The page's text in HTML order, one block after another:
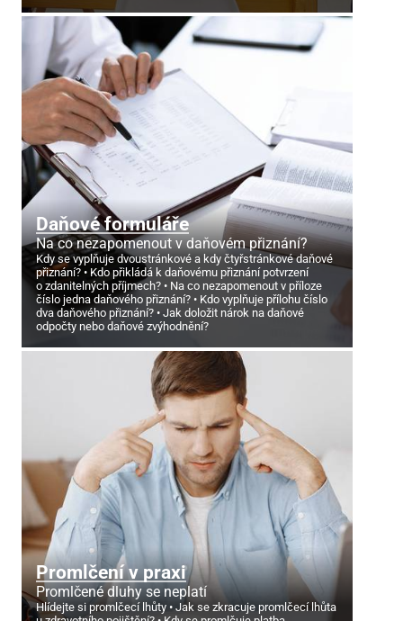
Daňové formuláře
Na co nezapomenout v daňovém přiznání?
Kdy se vyplňuje dvoustránkové a kdy čtyřstránkové daňové
přiznání?
Kdo přikládá k daňovému přiznání potvrzení
o zdanitelných příjmech?
Na co nezapomenout v příloze
číslo jedna daňového přiznání?
Kdo vyplňuje přílohu číslo
dva daňového přiznání?
Jak doložit nárok na daňové
odpočty nebo daňové zvýhodnění?
Promlčení v praxi
Promlčené dluhy se neplatí
Hlídejte si promlčecí lhůty
Jak se zkracuje promlčecí lhůta